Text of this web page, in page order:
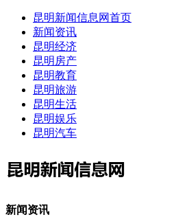
昆明新闻信息网首页
新闻资讯
昆明经济
昆明房产
昆明教育
昆明旅游
昆明生活
昆明娱乐
昆明汽车
新闻资讯